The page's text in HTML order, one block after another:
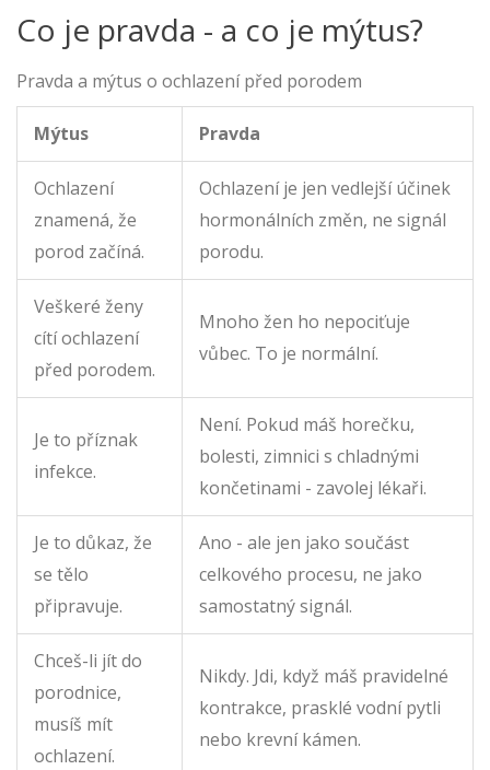
Co je pravda - a co je mýtus?
Pravda a mýtus o ochlazení před porodem
Mýtus Pravda
Ochlazení
znamená, že
porod začíná.
Ochlazení je jen vedlejší účinek
hormonálních změn, ne signál
porodu.
Veškeré ženy
cítí ochlazení
před porodem.
Mnoho žen ho nepociťuje
vůbec. To je normální.
Je to příznak
infekce.
Není. Pokud máš horečku,
bolesti, zimnici s chladnými
končetinami - zavolej lékaři.
Je to důkaz, že
se tělo
připravuje.
Ano - ale jen jako součást
celkového procesu, ne jako
samostatný signál.
Chceš-li jít do
porodnice,
musíš mít
ochlazení.
Nikdy. Jdi, když máš pravidelné
kontrakce, prasklé vodní pytli
nebo krevní kámen.